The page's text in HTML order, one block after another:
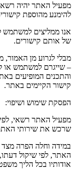
מפעיל האתר יהיה
להימנע מהוספת
אנו ממליצים למשתמש
של אותם קישורים.
מבלי לגרוע מן האמור,
– שייגרם למשתמש או
והתכנים המופיעים
קישור הקיימים באתר.
הפסקת שימוש ושיפוי:
מפעיל האתר רשאי,
שרכש את שירותי
במידה וחלה הפרה
האתר, לפי שיקול דעתו,
אודותיו בכל הליך